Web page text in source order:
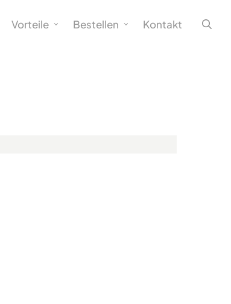
Vorteile Bestellen Kontakt